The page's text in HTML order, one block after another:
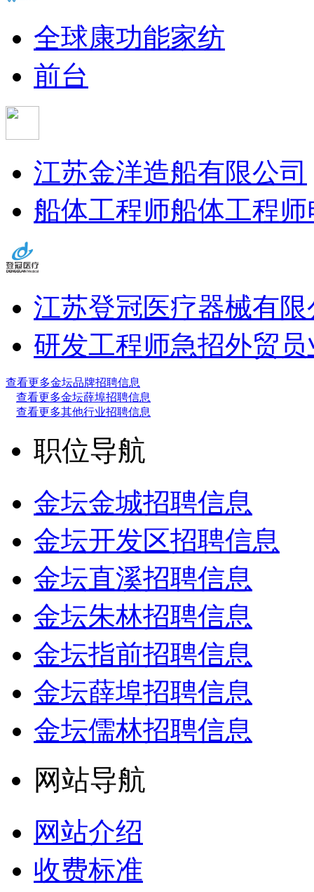
全球康功能家纺
前台
江苏金洋造船有限公司
船体工程师船体工程师
江苏登冠医疗器械有限
研发工程师急招外贸
查看更多金坛品牌招聘信息
查看更多金坛薛埠招聘信息
查看更多其他行业招聘信息
职位导航
金坛金城招聘信息
金坛开发区招聘信息
金坛直溪招聘信息
金坛朱林招聘信息
金坛指前招聘信息
金坛薛埠招聘信息
金坛儒林招聘信息
网站导航
网站介绍
收费标准